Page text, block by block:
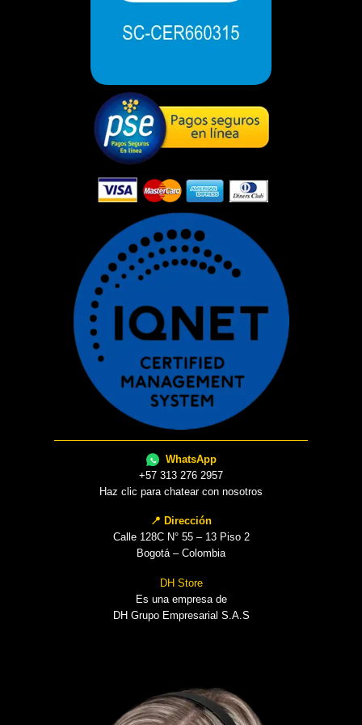
WhatsApp
+57 313 276 2957
Haz clic para chatear con nosotros
📍 Dirección
Calle 128C N° 55 – 13 Piso 2
Bogotá – Colombia
DH Store
Es una empresa de
DH Grupo Empresarial S.A.S